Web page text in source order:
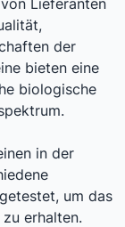
Lieferanten
der
bieten eine
biologische
in der
um das
erhalten.